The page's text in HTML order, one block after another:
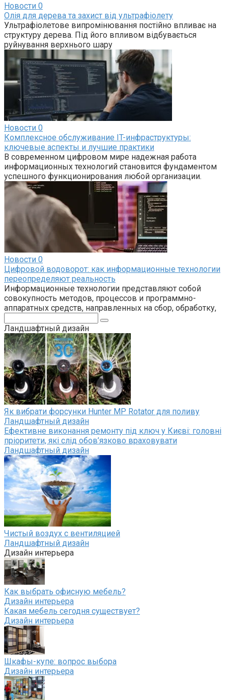
Новости 0
Олія для дерева та захист від ультрафіолету
Ультрафіолетове випромінювання постійно впливає на
структуру дерева. Під його впливом відбувається
руйнування верхнього шару
Новости 0
Комплексное обслуживание IT-инфраструктуры:
ключевые аспекты и лучшие практики
В современном цифровом мире надежная работа
информационных технологий становится фундаментом
успешного функционирования любой организации.
Новости 0
Цифровой водоворот: как информационные технологии
переопределяют реальность
Информационные технологии представляют собой
совокупность методов, процессов и программно-
аппаратных средств, направленных на сбор, обработку,
Ландшафтный дизайн
Як вибрати форсунки Hunter MP Rotator для поливу
Ландшафтный дизайн
Ефективне виконання ремонту під ключ у Києві: головні
пріоритети, які слід обов’язково враховувати
Ландшафтный дизайн
Чистый воздух с вентиляцией
Ландшафтный дизайн
Дизайн интерьера
Как выбрать офисную мебель?
Дизайн интерьера
Какая мебель сегодня существует?
Дизайн интерьера
Шкафы-купе: вопрос выбора
Дизайн интерьера